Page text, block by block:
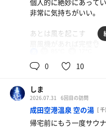
個人的に絶妙にあってい
非常に気持ちがいい。
あとは風を起こす
ちなみに夕方の時間帯は
いっぱいになっていた。
果実の天然水
0 10
しま
2026.07.31 6回目の訪問
成田空港温泉 空の湯 [
帰宅前にもう一度サウナ